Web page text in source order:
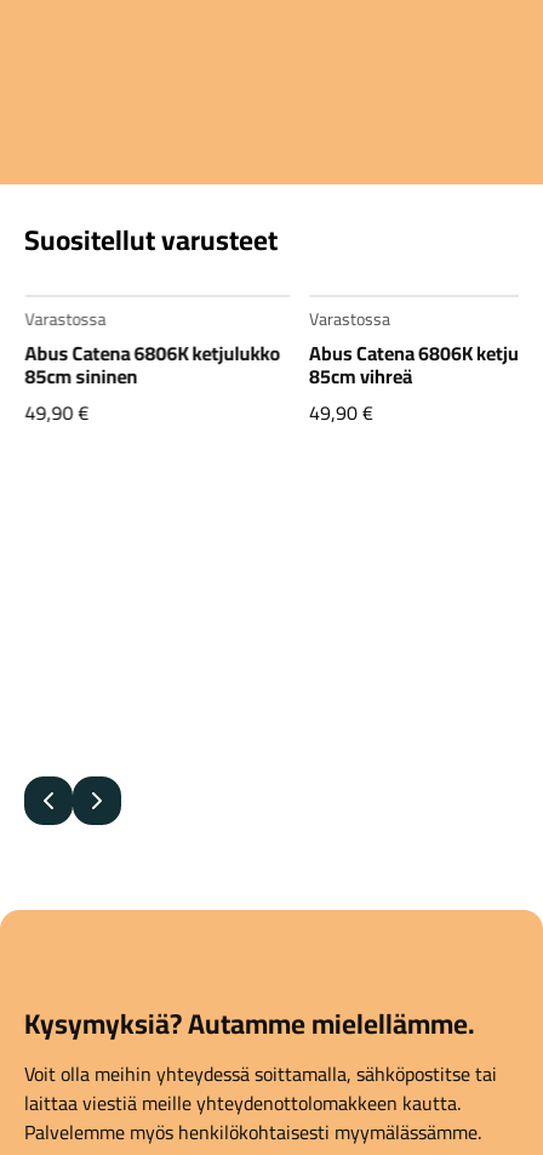
Suositellut varusteet
Varastossa
Abus Catena 6806K ketjulukko
85cm sininen
49,90€
Varastossa
Abus Catena 6806K
85cm vihreä
49,90€
Edellinen
Seuraava
Kysymyksiä? Autamme mielellämme.
Voit olla meihin yhteydessä soittamalla, sähköpostitse tai
laittaa viestiä meille yhteydenottolomakkeen kautta.
Palvelemme myös henkilökohtaisesti myymälässämme.